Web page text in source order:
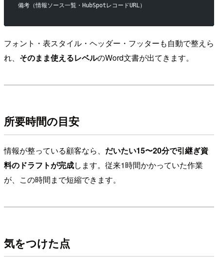
備考（情報ソース一覧・HubSpotレコードURL）
フォント・表スタイル・ヘッダー・フッターも自動で整えら
れ、 そのまま使えるレベルのWord文書が出てきます。
所要時間の目安
情報が整っている顧客なら、 だいたい15〜20分で引継ぎ資
料のドラフトが完成します。従来1時間かかっていた作業
が、この時間まで短縮できます。
気をつけた点